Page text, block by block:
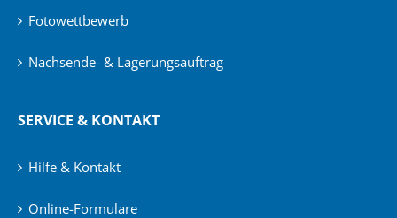
Fotowettbewerb
Nachsende- & Lagerungsauftrag
SERVICE & KONTAKT
Hilfe & Kontakt
Online-Formulare